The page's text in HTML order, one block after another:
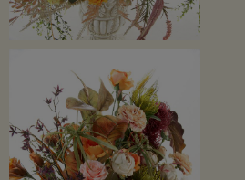
綾瀬市の「ローズガーデン」についてはこちらか
※ご奉仕価格のため返品交換はできませんので予